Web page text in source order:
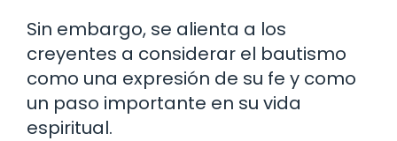
Sin embargo, se alienta a los
creyentes a considerar el bautismo
como una expresión de su fe y como
un paso importante en su vida
espiritual.